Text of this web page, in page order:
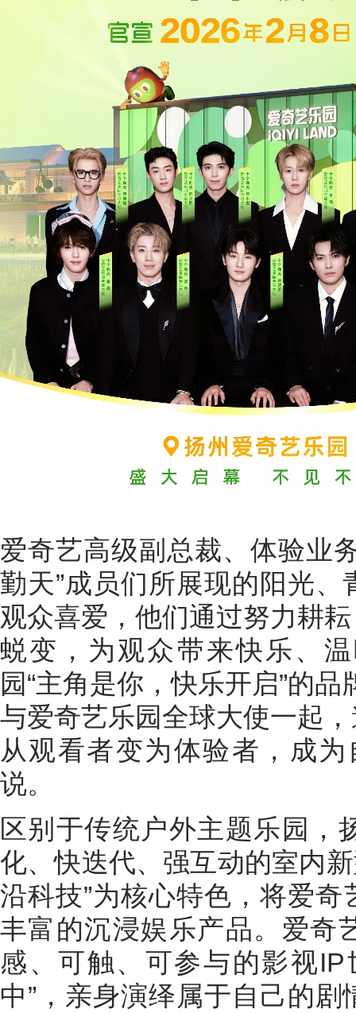
爱奇艺高级副总裁、体验业
勤天”成员们所展现的阳光
观众喜爱，他们通过努力耕
蜕变，为观众带来快乐、
园“主角是你，快乐开启”的
与爱奇艺乐园全球大使一起
从观看者变为体验者，成
说。
区别于传统户外主题乐园，
化、快迭代、强互动的室内
沿科技”为核心特色，将爱
丰富的沉浸娱乐产品。爱奇
感、可触、可参与的影视
中”，亲身演绎属于自己的